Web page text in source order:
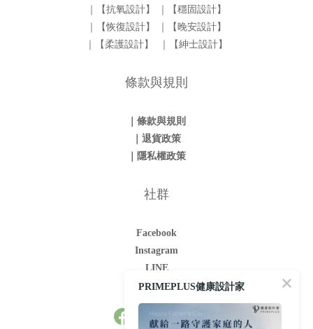
｜【抗氧設計】
｜【穩固設計】
｜【恢復設計】
｜【晚安設計】
｜【柔護設計】
｜【紳士設計】
條款與規則
｜條款與規則
｜退貨政策
｜隱私權政策
社群
Facebook
Instagram
LINE
Youtube
PRIMEPLUS健康設計家